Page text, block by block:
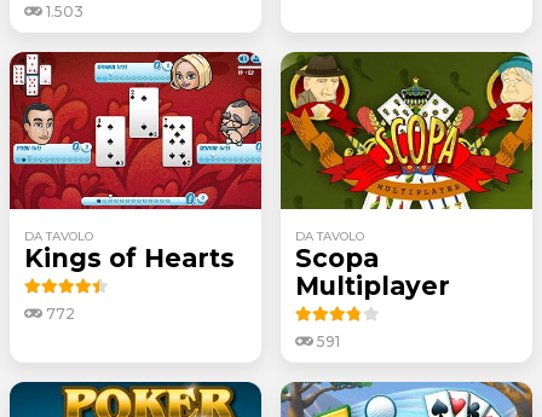
1.503
DA TAVOLO
Kings of Hearts
772
DA TAVOLO
Scopa
Multiplayer
591